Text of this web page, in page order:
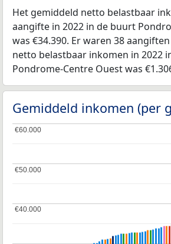
Het gemiddeld netto belastbaar
aangifte in 2022 in de buurt
was €34.390. Er waren 38
netto belastbaar inkomen in 2022
Pondrome-Centre Ouest was
Gemiddeld inkomen (per
€40.000
€40.000
€50.000
€50.000
€60.000
€60.000